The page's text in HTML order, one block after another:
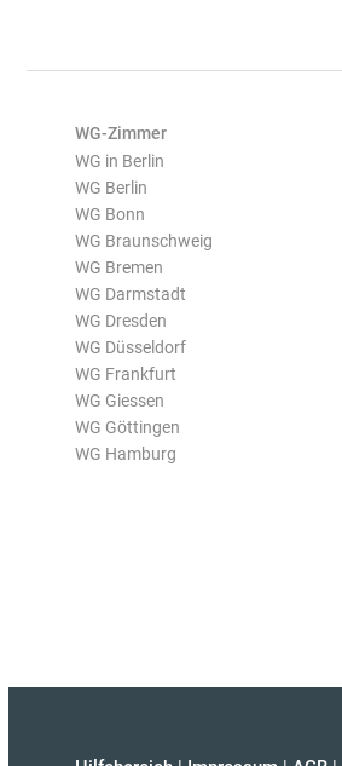
WG-Zimmer
WG in Berlin
WG Berlin
WG Bonn
WG Braunschweig
WG Bremen
WG Darmstadt
WG Dresden
WG Düsseldorf
WG Frankfurt
WG Giessen
WG Göttingen
WG Hamburg